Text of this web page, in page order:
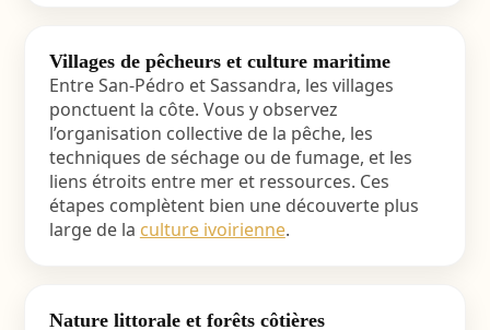
Villages de pêcheurs et culture maritime
Entre San-Pédro et Sassandra, les villages
ponctuent la côte. Vous y observez
l’organisation collective de la pêche, les
techniques de séchage ou de fumage, et les
liens étroits entre mer et ressources. Ces
étapes complètent bien une découverte plus
large de la culture ivoirienne.
Nature littorale et forêts côtières